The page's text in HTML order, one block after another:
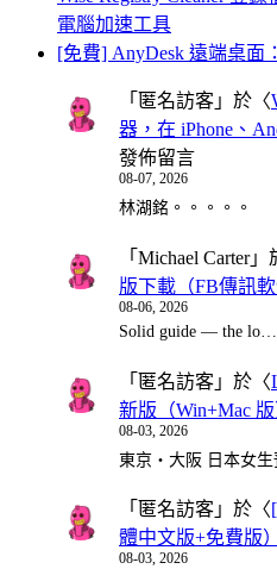
電腦加速工具
[免費] AnyDesk 遠端桌面
「 匿名訪客 」於〈
器，在 iPhone、
發佈留言
08-07, 2026
林湖銘。。。。。
「 Michael Carter」
版下載（FB傳訊軟
08-06, 2026
Solid guide — the lo…
「 匿名訪客 」於〈
新版（Win+Mac 版
08-03, 2026
東京・大阪 日本女
「 匿名訪客 」於〈
體中文版+免費版）
08-03, 2026